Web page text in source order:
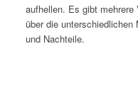
aufhellen. Es gibt mehrere
über die unterschiedlichen
und Nachteile.